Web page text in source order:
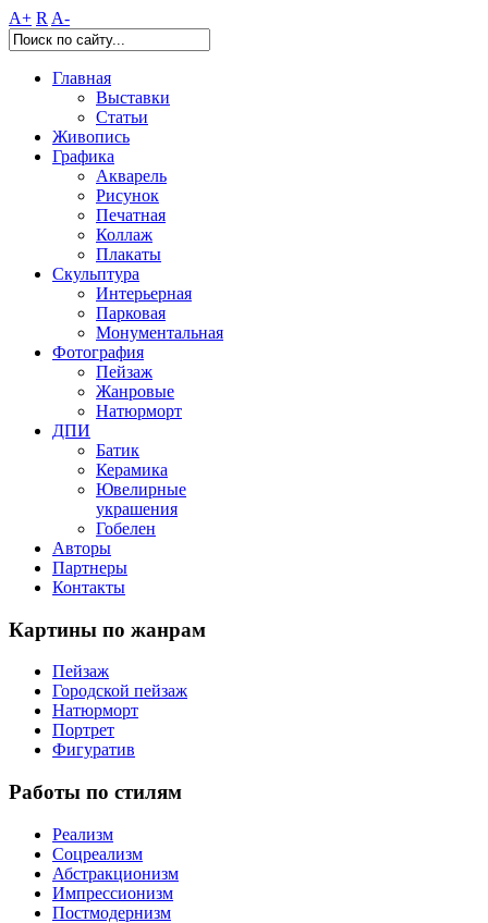
A+ R A-
Главная
Выставки
Статьи
Живопись
Графика
Акварель
Рисунок
Печатная
Коллаж
Плакаты
Скульптура
Интерьерная
Парковая
Монументальная
Фотография
Пейзаж
Жанровые
Натюрморт
ДПИ
Батик
Керамика
Ювелирные
украшения
Гобелен
Авторы
Партнеры
Контакты
Картины по жанрам
Пейзаж
Городской пейзаж
Натюрморт
Портрет
Фигуратив
Работы по стилям
Реализм
Соцреализм
Абстракционизм
Импрессионизм
Постмодернизм